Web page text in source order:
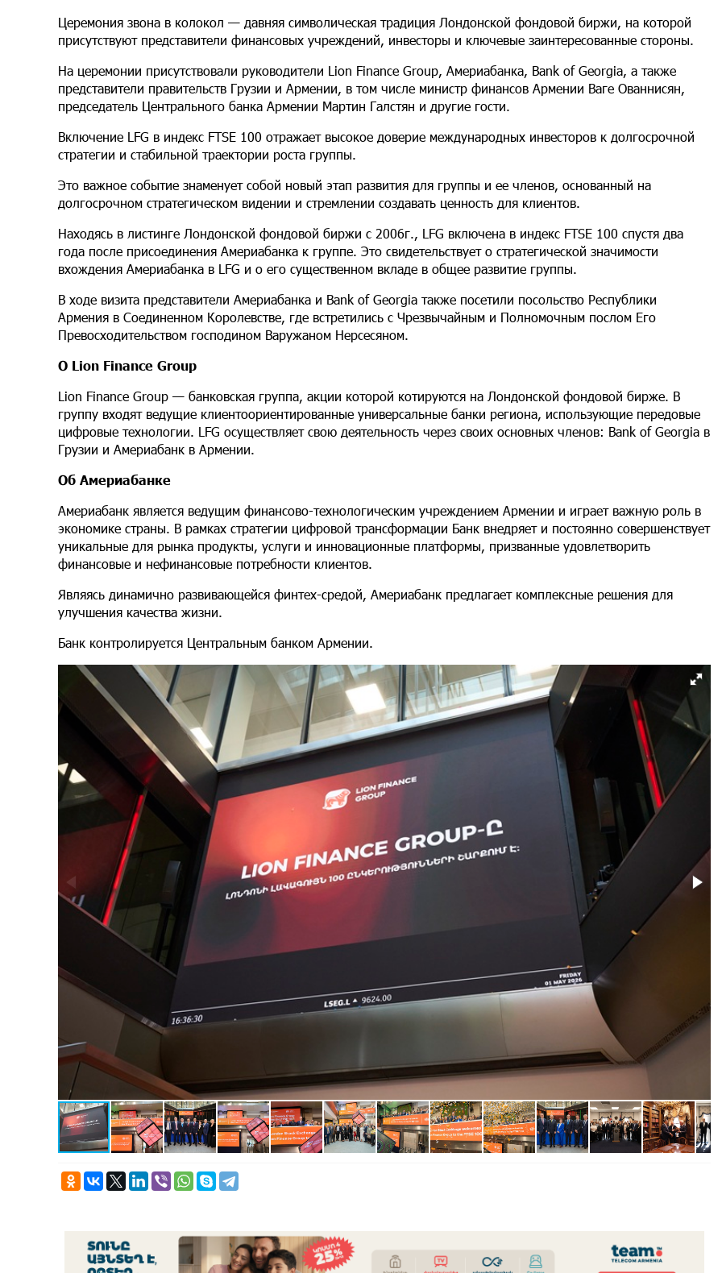
Церемония звона в колокол — давняя символическая традиция Лондонской фондовой биржи, на которой
присутствуют представители финансовых учреждений, инвесторы и ключевые заинтересованные стороны.
На церемонии присутствовали руководители Lion Finance Group, Америабанка, Bank of Georgia, а также
представители правительств Грузии и Армении, в том числе министр финансов Армении Ваге Ованнисян,
председатель Центрального банка Армении Мартин Галстян и другие гости.
Включение LFG в индекс FTSE 100 отражает высокое доверие международных инвесторов к долгосрочной
стратегии и стабильной траектории роста группы.
Это важное событие знаменует собой новый этап развития для группы и ее членов, основанный на
долгосрочном стратегическом видении и стремлении создавать ценность для клиентов.
Находясь в листинге Лондонской фондовой биржи с 2006г., LFG включена в индекс FTSE 100 спустя два
года после присоединения Америабанка к группе. Это свидетельствует о стратегической значимости
вхождения Америабанка в LFG и о его существенном вкладе в общее развитие группы.
В ходе визита представители Америабанка и Bank of Georgia также посетили посольство Республики
Армения в Соединенном Королевстве, где встретились с Чрезвычайным и Полномочным послом Его
Превосходительством господином Варужаном Нерсесяном.
О Lion Finance Group
Lion Finance Group — банковская группа, акции которой котируются на Лондонской фондовой бирже. В
группу входят ведущие клиентоориентированные универсальные банки региона, использующие передовые
цифровые технологии. LFG осуществляет свою деятельность через своих основных членов: Bank of Georgia в
Грузии и Америабанк в Армении.
Об Америабанке
Америабанк является ведущим финансово-технологическим учреждением Армении и играет важную роль в
экономике страны. В рамках стратегии цифровой трансформации Банк внедряет и постоянно совершенствует
уникальные для рынка продукты, услуги и инновационные платформы, призванные удовлетворить
финансовые и нефинансовые потребности клиентов.
Являясь динамично развивающейся финтех-средой, Америабанк предлагает комплексные решения для
улучшения качества жизни.
Банк контролируется Центральным банком Армении.